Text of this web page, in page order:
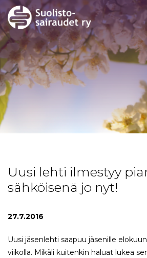
Uusi lehti ilmestyy
sähköisenä jo nyt!
27.7.2016
Uusi jäsenlehti saapuu jäsenille
viikolla. Mikäli kuitenkin haluat lukea